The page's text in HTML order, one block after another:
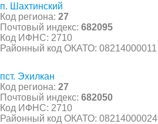
п. Шахтинский
Код региона: 27
Почтовый индекс: 682095
Код ИФНС: 2710
Районный код ОКАТО: 08214000011
пст. Эхилкан
Код региона: 27
Почтовый индекс: 682050
Код ИФНС: 2710
Районный код ОКАТО: 08214000024